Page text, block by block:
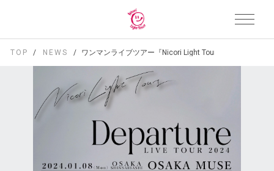
TOP NEWS ワンマンライブツアー『Nicori Light Tours LIVE TOUR